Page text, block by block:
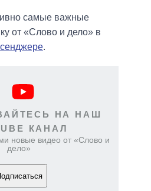
самые важные
от «Слово и дело» в
.
НА НАШ
КАНАЛ
новые видео от «Слово и
дело»